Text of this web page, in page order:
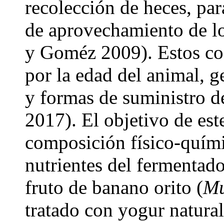
recolección de heces,
de aprovechamiento de
y Goméz 2009). Estos
por la edad del animal,
y formas de suministro
2017). El objetivo de
composición físico-
nutrientes del
fruto de banano orito (
tratado con yogur